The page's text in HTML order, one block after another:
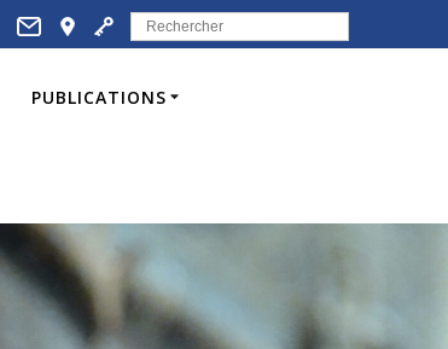
Search
for:
PUBLICATIONS